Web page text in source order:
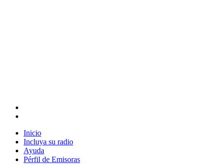
Inicio
Incluya su radio
Ayuda
Pérfil de Emisoras